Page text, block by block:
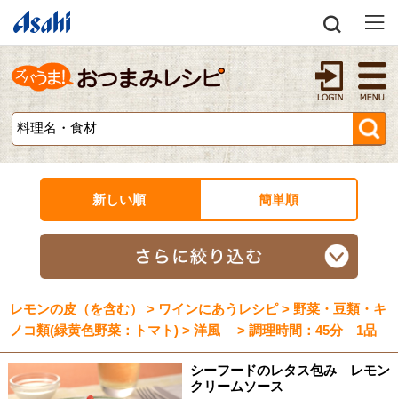
新しい順 簡単順
レモンの皮（を含む） > ワインにあうレシピ > 野菜・豆類・キ
ノコ類(緑黄色野菜：トマト) > 洋風 > 調理時間：45分 1品
シーフードのレタス包み レモン
クリームソース